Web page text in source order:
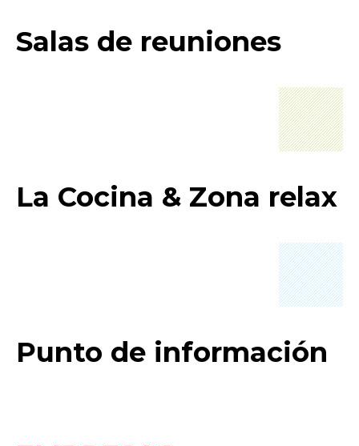
Salas de reuniones
La Cocina & Zona relax
Punto de información